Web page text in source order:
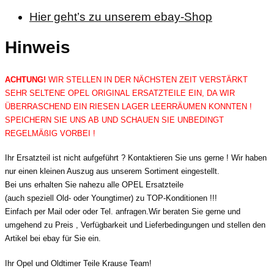
Hier geht’s zu unserem ebay-Shop
Hinweis
ACHTUNG! WIR STELLEN IN DER NÄCHSTEN ZEIT VERSTÄRKT
SEHR SELTENE OPEL ORIGINAL ERSATZTEILE EIN, DA WIR
ÜBERRASCHEND EIN RIESEN LAGER LEERRÄUMEN KONNTEN !
SPEICHERN SIE UNS AB UND SCHAUEN SIE UNBEDINGT
REGELMÄßIG VORBEI !
Ihr Ersatzteil ist nicht aufgeführt ? Kontaktieren Sie uns gerne ! Wir haben
nur einen kleinen Auszug aus unserem Sortiment eingestellt.
Bei uns erhalten Sie nahezu alle OPEL Ersatzteile
(auch speziell Old- oder Youngtimer) zu TOP-Konditionen !!!
Einfach per Mail oder oder Tel. anfragen.Wir beraten Sie gerne und
umgehend zu Preis , Verfügbarkeit und Lieferbedingungen und stellen den
Artikel bei ebay für Sie ein.
Ihr Opel und Oldtimer Teile Krause Team!